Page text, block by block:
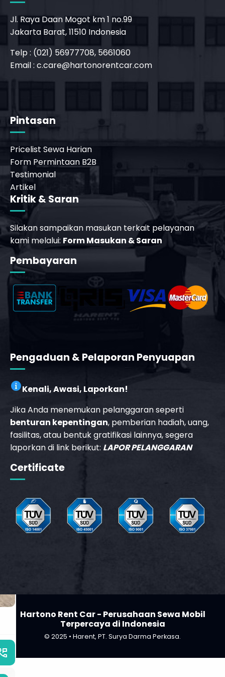
Jl. Raya Daan Mogot km 1 no.99
Jakarta Barat, 11510 Indonesia
Telp : (021) 56977708, 5661060
Email : c.care@hartonorentcar.com
Pintasan
Pricelist Sewa Harian
Form Permintaan B2B
Testimonial
Artikel
Kritik & Saran
Silakan sampaikan masukan terkait pelayanan
kami melalui: Form Masukan & Saran
Pembayaran
Pengaduan & Pelaporan Penyuapan
Kenali, Awasi, Laporkan!
Jika Anda menemukan pelanggaran seperti
benturan kepentingan, pemberian hadiah, uang,
fasilitas, atau bentuk gratifikasi lainnya, segera
laporkan di link berikut: LAPOR PELANGGARAN
Certificate
Hartono Rent Car - Perusahaan Sewa Mobil
Terpercaya di Indonesia
© 2025 • Harent, PT. Surya Darma Perkasa.